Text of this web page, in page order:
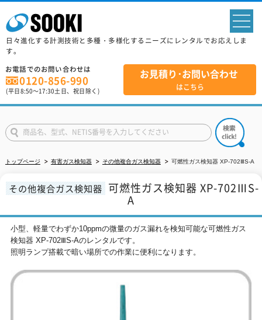
日々進化する計測技術と多種・多様化するニーズにレンタルでお応えしま
す。
お電話でのお問い合わせは
0120-856-990
(平日8:50～17:30土日、祝日除く)
お見積り･お問い合わせ
はこちら
トップページ 有害ガス検知器 その他複合ガス検知器 可燃性ガス検知器 XP-702ⅢS-A
その他複合ガス検知器 可燃性ガス検知器 XP-702ⅢS-
A
小型、軽量でわずか10ppmの微量のガス漏れを検知可能な可燃性ガス
検知器 XP-702ⅢS-Aのレンタルです。
照明ランプ搭載で暗い場所での作業に便利になります。